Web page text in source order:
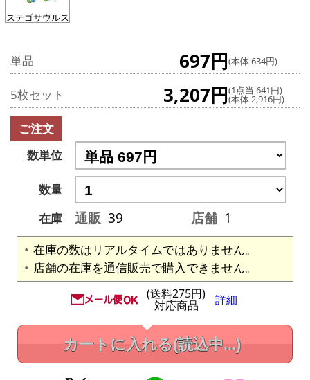
ステゴサウルス
単品 697円(本体 634円)
5枚セット 3,207円(1点当 641円)
(本体 2,916円)
ご注文
数単位
数量
在庫
通販 39 店舗 1
在庫の数はリアルタイムではありません。
店舗の在庫を通信販売で購入できません。
(送料275円)
対応商品 詳細
カートに入れる(読込中...)